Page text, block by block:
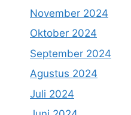
November 2024
Oktober 2024
September 2024
Agustus 2024
Juli 2024